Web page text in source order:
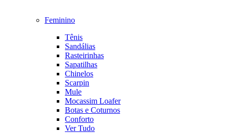
Feminino
Tênis
Sandálias
Rasteirinhas
Sapatilhas
Chinelos
Scarpin
Mule
Mocassim Loafer
Botas e Coturnos
Conforto
Ver Tudo